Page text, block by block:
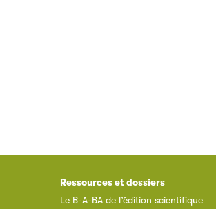
Ressources et dossiers
Le B-A-BA de l’édition scientifique